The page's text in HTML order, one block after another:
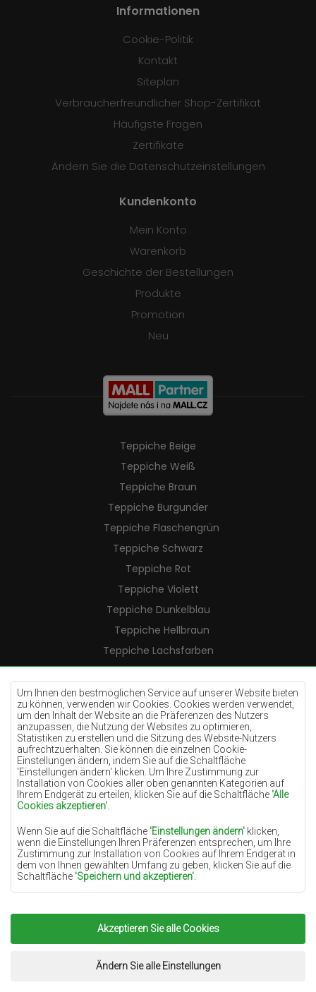
Um Ihnen den bestmöglichen Service auf unserer Website bieten
zu können, verwenden wir Cookies. Cookies werden verwendet,
um den Inhalt der Website an die Präferenzen des Nutzers
anzupassen, die Nutzung der Websites zu optimieren,
Statistiken zu erstellen und die Sitzung des Website-Nutzers
aufrechtzuerhalten. Sie können die einzelnen Cookie-
Einstellungen ändern, indem Sie auf die Schaltfläche
'Einstellungen ändern‘ klicken. Um Ihre Zustimmung zur
Installation von Cookies aller oben genannten Kategorien auf
Ihrem Endgerät zu erteilen, klicken Sie auf die Schaltfläche 'Alle
Cookies akzeptieren'
Wenn Sie auf die Schaltfläche 'Einstellungen ändern' klicken,
wenn die Einstellungen Ihren Präferenzen entsprechen, um Ihre
Zustimmung zur Installation von Cookies auf Ihrem Endgerät in
dem von Ihnen gewählten Umfang zu geben, klicken Sie auf die
Schaltfläche 'Speichern und akzeptieren'
Grundlage für die Verarbeitung das berechtigte Interesse des
Datenverwalters (TEPPICHECHEMEX) oder Dritter in Form der
Bereitstellung qualitativ hochwertiger Dienste auf unserer
Website und der Marketingaktivitäten des Datenverwalters und
seiner vertrauenswürdigen Partner.
Akzeptieren Sie alle Cookies
Ändern Sie alle Einstellungen
Informationen
Cookie-Politik
Kontakt
Siteplan
Verbraucherfreundlicher Shop-Zertifikat
Häufigste Fragen
Zertifikate
Ändern Sie die Datenschutzeinstellungen
Kundenkonto
Mein Konto
Warenkorb
Geschichte der Bestellungen
Produkte
Promotion
Neu
Teppiche Beige
Teppiche Weiß
Teppiche Braun
Teppiche Burgunder
Teppiche Flaschengrün
Teppiche Schwarz
Teppiche Rot
Teppiche Violett
Teppiche Dunkelblau
Teppiche Hellbraun
Teppiche Lachsfarben
Teppiche Cremefarben
Teppiche Lilac
Teppiche Gelb
Teppiche Pfefferminz
Teppiche Blau
Teppiche Orange
Teppiche Rosa
Teppiche Terrakotte
Teppiche Grün
Teppiche Golden
Copyright 2022Teppiche Chemex.Alle Rechte
Umsetzung:www.dimax.pl